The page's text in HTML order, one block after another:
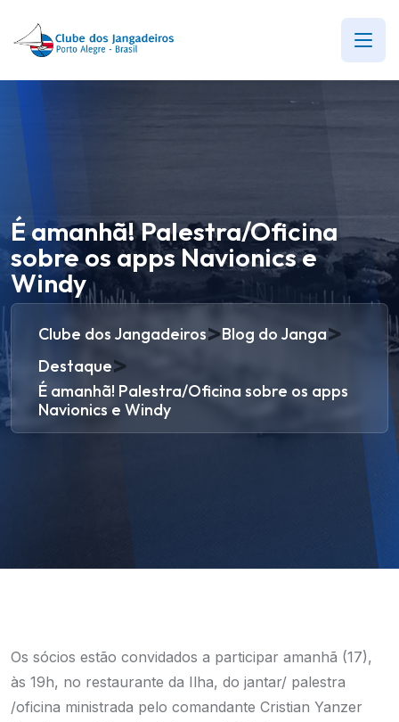
É amanhã! Palestra/Oficina
sobre os apps Navionics e
Windy
Clube dos Jangadeiros>Blog do Janga>
Destaque>
É amanhã! Palestra/Oficina sobre os apps
Navionics e Windy
Os sócios estão convidados a participar amanhã (17),
às 19h, no restaurante da Ilha, do jantar/ palestra
/oficina ministrada pelo comandante Cristian Yanzer